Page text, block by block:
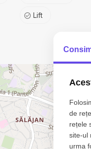
Lift
de
rețele
site-ul
urma